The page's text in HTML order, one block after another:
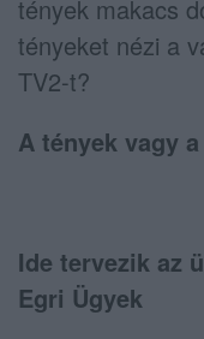
tények makacs
tényeket nézi a
TV2-t?
A tények vagy
Ide tervezik az
Egri Ügyek